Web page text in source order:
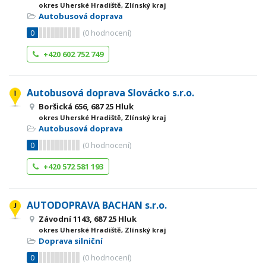
okres Uherské Hradiště, Zlínský kraj
Autobusová doprava
0
(0 hodnocení)
+420 602 752 749
Autobusová doprava Slovácko s.r.o.
Boršická 656, 687 25 Hluk
okres Uherské Hradiště, Zlínský kraj
Autobusová doprava
0
(0 hodnocení)
+420 572 581 193
AUTODOPRAVA BACHAN s.r.o.
Závodní 1143, 687 25 Hluk
okres Uherské Hradiště, Zlínský kraj
Doprava silniční
0
(0 hodnocení)